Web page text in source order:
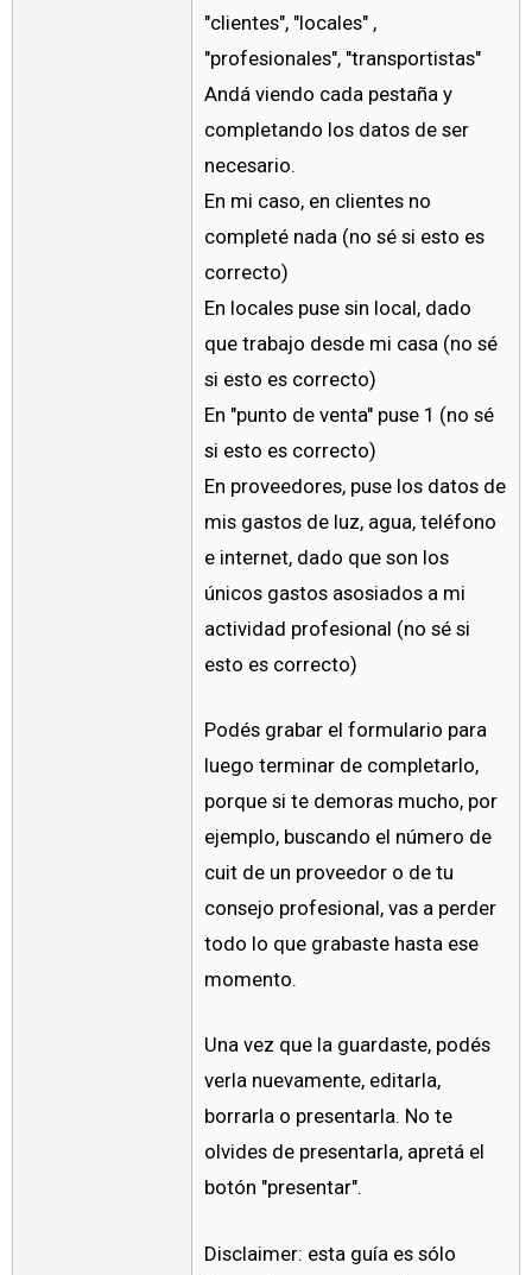
"clientes", "locales" ,
"profesionales", "transportistas"
Andá viendo cada pestaña y
completando los datos de ser
necesario.
En mi caso, en clientes no
completé nada (no sé si esto es
correcto)
En locales puse sin local, dado
que trabajo desde mi casa (no sé
si esto es correcto)
En "punto de venta" puse 1 (no sé
si esto es correcto)
En proveedores, puse los datos de
mis gastos de luz, agua, teléfono
e internet, dado que son los
únicos gastos asosiados a mi
actividad profesional (no sé si
esto es correcto)
Podés grabar el formulario para
luego terminar de completarlo,
porque si te demoras mucho, por
ejemplo, buscando el número de
cuit de un proveedor o de tu
consejo profesional, vas a perder
todo lo que grabaste hasta ese
momento.
Una vez que la guardaste, podés
verla nuevamente, editarla,
borrarla o presentarla. No te
olvides de presentarla, apretá el
botón "presentar".
Disclaimer: esta guía es sólo